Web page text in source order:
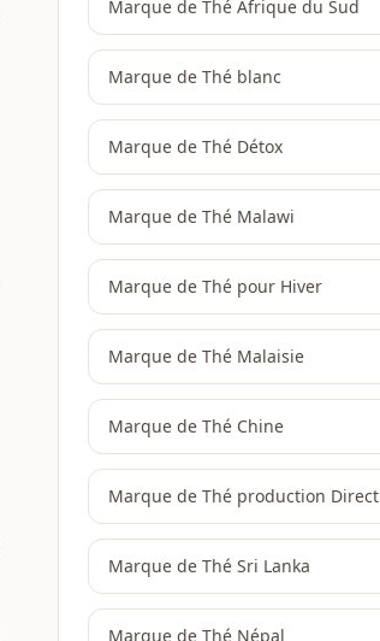
Marque de Thé Afrique du Sud
Marque de Thé blanc
Marque de Thé Détox
Marque de Thé Malawi
Marque de Thé pour Hiver
Marque de Thé Malaisie
Marque de Thé Chine
Marque de Thé production Direct
Marque de Thé Sri Lanka
Marque de Thé Népal